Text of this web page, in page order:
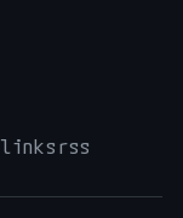
linksrss